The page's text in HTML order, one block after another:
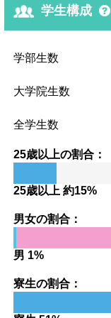
学生構成
学部生数
大学院生数
全学生数
25歳以上の割合：
25歳以上 約15%
男女の割合：
男 1%
寮生の割合：